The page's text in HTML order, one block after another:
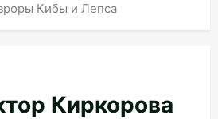
Кибы и Лепса
Киркорова